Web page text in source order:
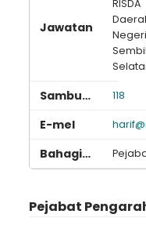
RISDA
Negeri
118
Pejabat